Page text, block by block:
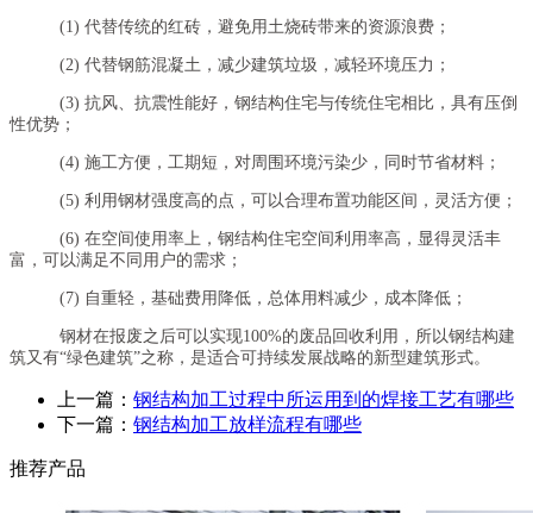
(1) 代替传统的红砖，避免用土烧砖带来的资源浪费；
(2) 代替钢筋混凝土，减少建筑垃圾，减轻环境压力；
(3) 抗风、抗震性能好，钢结构住宅与传统住宅相比，具有压倒
性优势；
(4) 施工方便，工期短，对周围环境污染少，同时节省材料；
(5) 利用钢材强度高的点，可以合理布置功能区间，灵活方便；
(6) 在空间使用率上，钢结构住宅空间利用率高，显得灵活丰
富，可以满足不同用户的需求；
(7) 自重轻，基础费用降低，总体用料减少，成本降低；
钢材在报废之后可以实现100%的废品回收利用，所以钢结构建
筑又有“绿色建筑”之称，是适合可持续发展战略的新型建筑形式。
上一篇： 钢结构加工过程中所运用到的焊接工艺有哪些
下一篇： 钢结构加工放样流程有哪些
推荐产品